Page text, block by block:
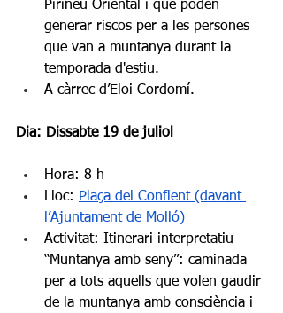
Pirineu Oriental i que poden
generar riscos per a les persones
que van a muntanya durant la
temporada d'estiu.
A càrrec d’Eloi Cordomí.
Dia: Dissabte 19 de juliol
Hora: 8 h
Lloc: Plaça del Conflent (davant
l’Ajuntament de Molló)
Activitat: Itinerari interpretatiu
“Muntanya amb seny”: caminada
per a tots aquells que volen gaudir
de la muntanya amb consciència i